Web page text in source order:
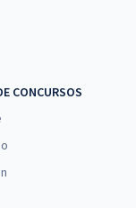
CONCURSOS